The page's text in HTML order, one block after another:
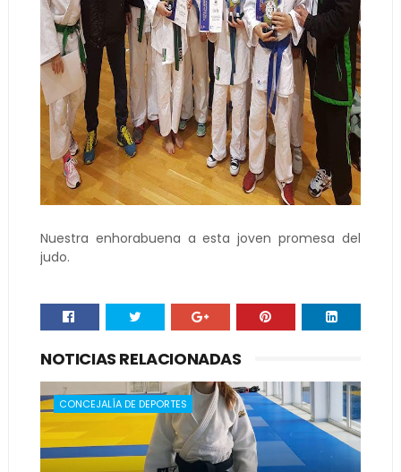
Nuestra enhorabuena a esta joven promesa del
judo.
NOTICIAS RELACIONADAS
CONCEJALÍA DE DEPORTES